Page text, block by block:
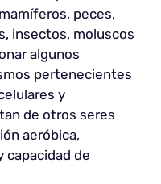
peces,
insectos, moluscos
algunos
pertenecientes
y
de otros seres
aeróbica,
capacidad de